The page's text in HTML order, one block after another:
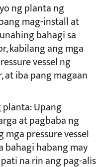
ng planta ng
mag-install at
bahagi sa
kabilang ang mga
vessel ng
at iba pang magaan
Upang
at pagbaba ng
pressure vessel
bahagi habang may
na rin ang pag-alis